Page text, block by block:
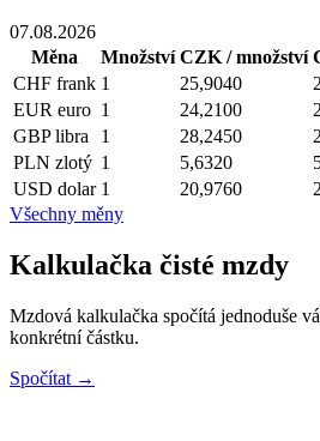
07.08.2026
Měna
Množství CZK / množství
CHF frank 1 25,9040
EUR euro 1 24,2100
GBP libra 1 28,2450
PLN zlotý 1 5,6320
USD dolar 1 20,9760
Všechny měny
Kalkulačka čisté mzdy
Mzdová kalkulačka spočítá jednoduše
konkrétní částku.
Spočítat →